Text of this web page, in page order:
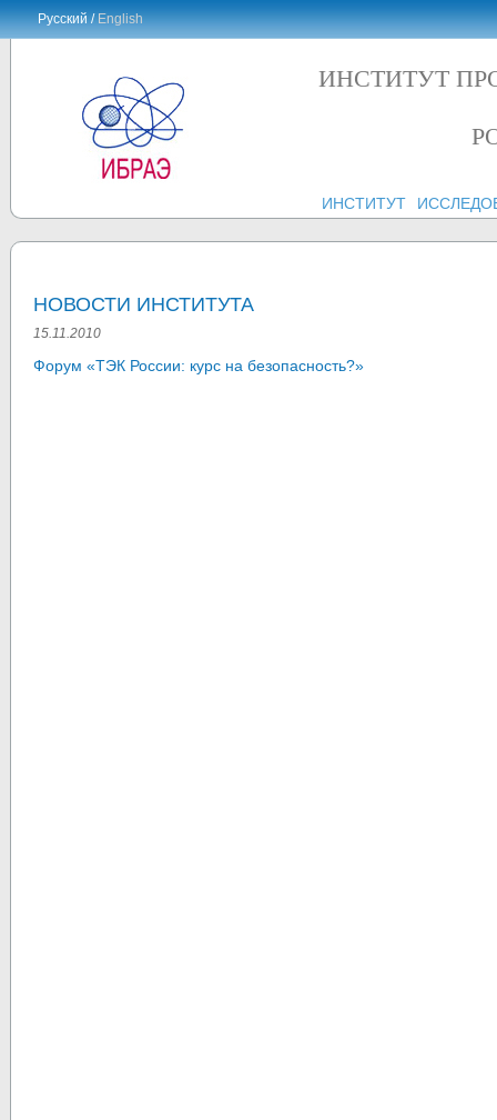
Русский /English
ИНСТИТУТ
ИНСТИТУТ
НОВОСТИ ИНСТИТУТА
15.11.2010
Форум «ТЭК России: курс на безопасность?»